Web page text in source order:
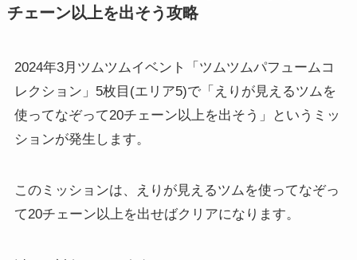
チェーン以上を出そう攻略
2024年3月ツムツムイベント「ツムツムパフュームコ
レクション」5枚目(エリア5)で「えりが見えるツムを
使ってなぞって20チェーン以上を出そう」というミッ
ションが発生します。
このミッションは、えりが見えるツムを使ってなぞっ
て20チェーン以上を出せばクリアになります。